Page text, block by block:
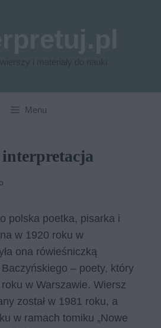
Menu
polska poetka, pisarka i
w 1920 roku w
ona rówieśniczką
– poety, który
w Warszawie. Wiersz
został w 1981 roku, a
w ramach tomiku „Nowe